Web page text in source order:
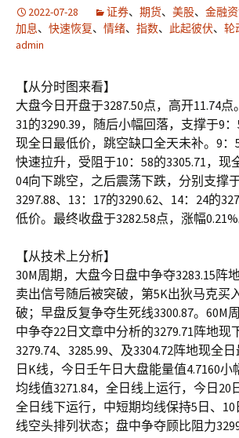
2022-07-28 证券、 期货、 美股、 金融
加息、 快速恢复、 情绪、 指数、 此起彼伏、 轮
admin
【从分时图来看】
大盘今日开盘于3287.50点，高开11.74点
31的3290.39，随后小幅回落，支撑于9：
现全日最低价，跳空缺口全天未补。9
快速拉升，受阻于10：58的3305.71，现
04向下跳空，之后震荡下跌，分别支撑
3297.88、13：17的3290.62、14：24的
低价。最终收盘于3282.58点，涨幅0.21%
【从技术上分析】
30M周期，大盘今日盘中争夺3283.15阵
卖出信号随后被突破，第5K出狄马克买
破；早盘反复争夺生死线3300.87。60M
中争夺22日文章中分析的3279.71阵地现
3279.74、3285.99、及3304.72阵地现全日
日K线，今日壬午日大盘能量值4.7160小
均线值3271.84，全日线上运行，今日20
全日线下运行，中短期均线保持5日、10
线空头排列状态；盘中争夺顾比阻力